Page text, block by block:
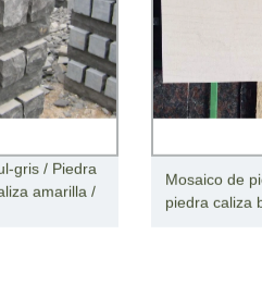
gris / Piedra
amarilla /
Mosaico de
piedra caliza